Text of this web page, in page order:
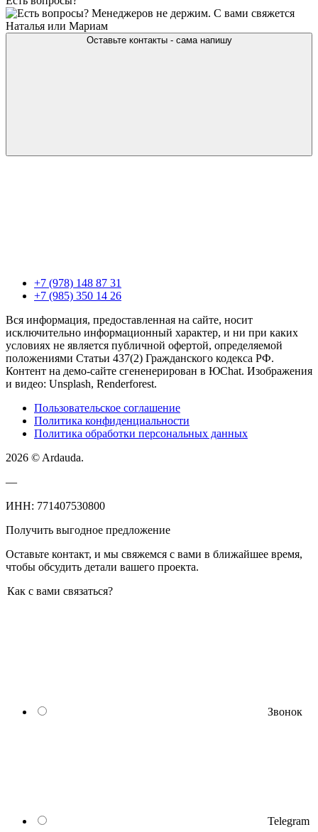
Менеджеров не держим. С вами свяжется
Наталья или Мариам
Оставьте контакты - сама напишу
+7 (978) 148 87 31
+7 (985) 350 14 26
Вся информация, предоставленная на сайте, носит
исключительно информационный характер, и ни при каких
условиях не является публичной офертой, определяемой
положениями Статьи 437(2) Гражданского кодекса РФ.
Контент на демо-сайте сгененерирован в ЮChat. Изображения
и видео: Unsplash, Renderforest.
Пользовательское соглашение
Политика конфиденциальности
Политика обработки персональных данных
2026 © Ardauda.
—
ИНН: 771407530800
Получить выгодное предложение
Оставьте контакт, и мы свяжемся с вами в ближайшее время,
чтобы обсудить детали вашего проекта.
Как с вами связаться?
Звонок
Telegram